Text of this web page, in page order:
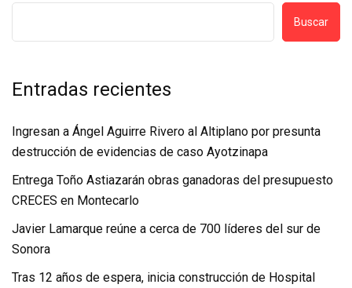
Buscar
Entradas recientes
Ingresan a Ángel Aguirre Rivero al Altiplano por presunta
destrucción de evidencias de caso Ayotzinapa
Entrega Toño Astiazarán obras ganadoras del presupuesto
CRECES en Montecarlo
Javier Lamarque reúne a cerca de 700 líderes del sur de
Sonora
Tras 12 años de espera, inicia construcción de Hospital